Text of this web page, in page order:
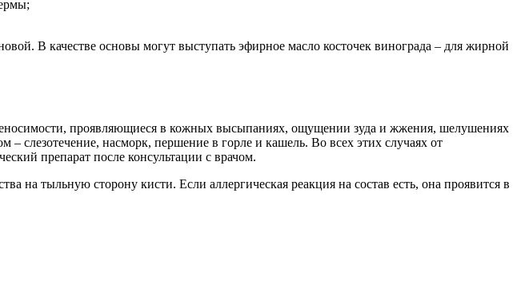
В качестве основы могут выступать эфирное масло косточек винограда – для жирной
проявляющиеся в кожных высыпаниях, ощущении зуда и жжения, шелушениях
слезотечение, насморк, першение в горле и кашель. Во всех этих случаях от
препарат после консультации с врачом.
на тыльную сторону кисти. Если аллергическая реакция на состав есть, она проявится в